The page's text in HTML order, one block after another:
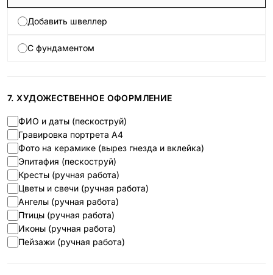
Добавить швеллер
С фундаментом
7. ХУДОЖЕСТВЕННОЕ ОФОРМЛЕНИЕ
ФИО и даты (пескоструй)
Гравировка портрета А4
Фото на керамике (вырез гнезда и вклейка)
Эпитафия (пескоструй)
Кресты (ручная работа)
Цветы и свечи (ручная работа)
Ангелы (ручная работа)
Птицы (ручная работа)
Иконы (ручная работа)
Пейзажи (ручная работа)